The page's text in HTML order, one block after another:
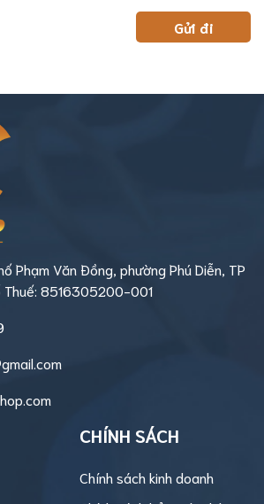
Phạm Văn Đồng, phường Phú Diễn, TP
Thuế: 8516305200-001
CHÍNH SÁCH
Chính sách kinh doanh